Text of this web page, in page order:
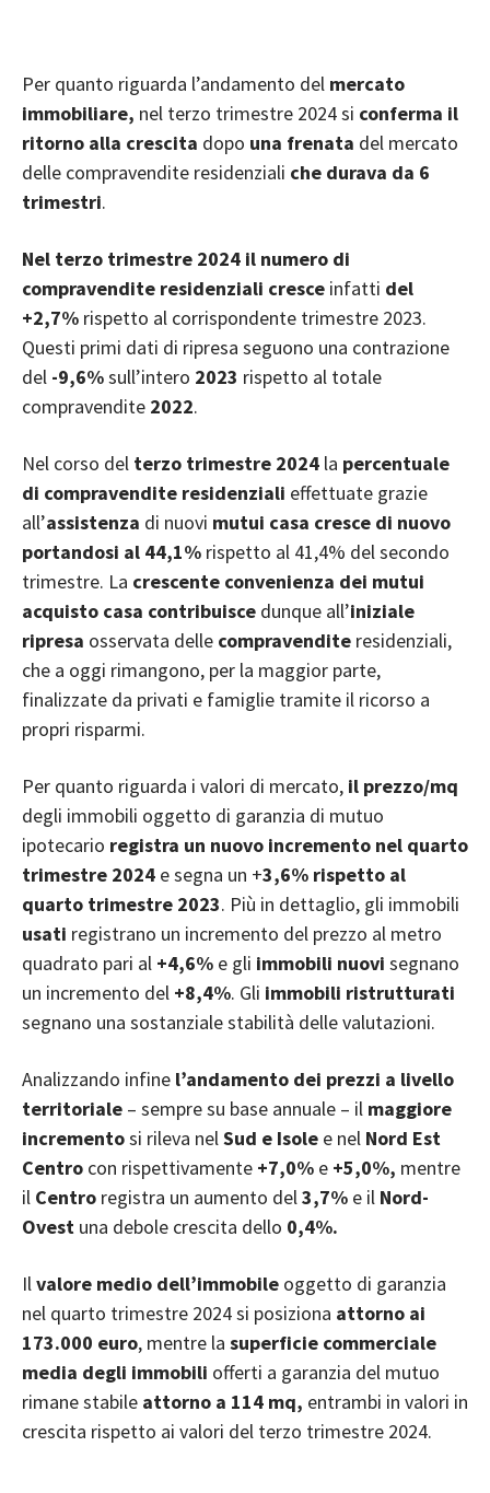
Per quanto riguarda l’andamento del mercato
immobiliare, nel terzo trimestre 2024 si conferma il
ritorno alla crescita dopo una frenata del mercato
delle compravendite residenziali che durava da 6
trimestri.
Nel terzo trimestre 2024 il numero di
compravendite residenziali cresce infatti del
+2,7% rispetto al corrispondente trimestre 2023.
Questi primi dati di ripresa seguono una contrazione
del -9,6%sull’intero 2023 rispetto al totale
compravendite 2022.
Nel corso del terzo trimestre 2024 la percentuale
di compravendite residenziali effettuate grazie
all’assistenza di nuovi mutui casa cresce di nuovo
portandosi al 44,1% rispetto al 41,4% del secondo
trimestre. La crescente convenienza dei mutui
acquisto casa contribuisce dunque all’iniziale
ripresa osservata delle compravendite residenziali,
che a oggi rimangono, per la maggior parte,
finalizzate da privati e famiglie tramite il ricorso a
propri risparmi.
Per quanto riguarda i valori di mercato, il prezzo/mq
degli immobili oggetto di garanzia di mutuo
ipotecario registra un nuovo incremento nel quarto
trimestre 2024 e segna un +3,6% rispetto al
quarto trimestre 2023. Più in dettaglio, gli immobili
usati registrano un incremento del prezzo al metro
quadrato pari al +4,6% e gli immobili nuovi segnano
un incremento del +8,4%. Gli immobili ristrutturati
segnano una sostanziale stabilità delle valutazioni.
Analizzando infine l’andamento dei prezzi a livello
territoriale – sempre su base annuale – il maggiore
incrementosi rileva nelSud e Isole e nel Nord Est
Centro con rispettivamente +7,0% e +5,0%, mentre
il Centro registra un aumento del3,7% e il Nord-
Ovest una debole crescita dello 0,4%.
Ilvalore medio dell’immobile oggetto di garanzia
nel quarto trimestre 2024 si posiziona attorno ai
173.000 euro, mentre la superficie commerciale
media degli immobili offerti a garanzia del mutuo
rimane stabile attorno a 114 mq, entrambi in valori in
crescita rispetto ai valori del terzo trimestre 2024.